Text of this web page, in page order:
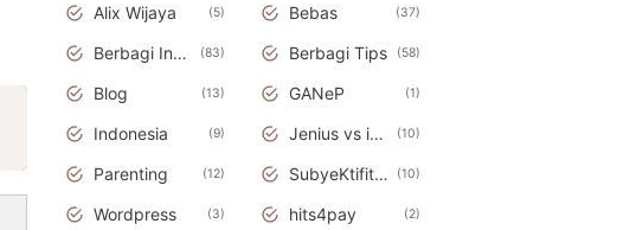
Alix Wijaya 5 Bebas 37
Berbagi Informasi 83 Berbagi Tips 58
Blog 13 GANeP 1
Indonesia 9 Jenius vs iDiot 10
Parenting 12 SubyeKtifitas 10
Wordpress 3 hits4pay 2